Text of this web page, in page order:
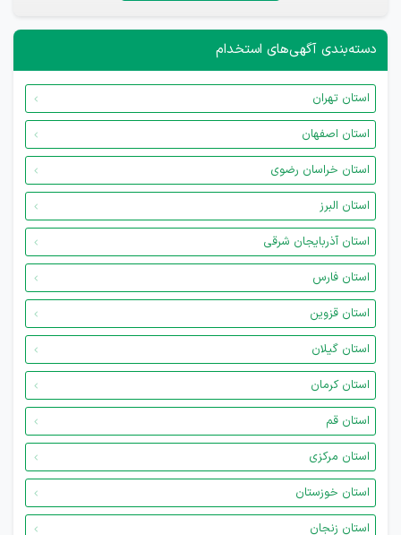
دسته‌بندی آگهی‌های استخدام
استان تهران
استان اصفهان
استان خراسان رضوی
استان البرز
استان آذربایجان شرقی
استان فارس
استان قزوین
استان گیلان
استان کرمان
استان قم
استان مرکزی
استان خوزستان
استان زنجان